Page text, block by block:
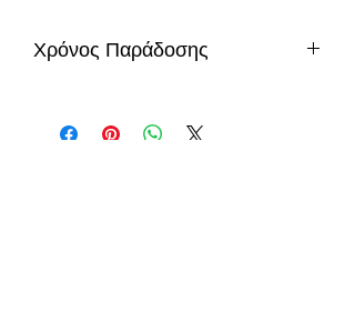
Χρόνος Παράδοσης